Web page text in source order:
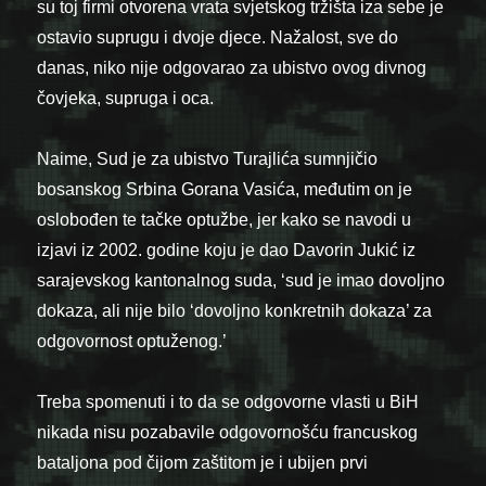
su toj firmi otvorena vrata svjetskog tržišta iza sebe je
ostavio suprugu i dvoje djece. Nažalost, sve do
danas, niko nije odgovarao za ubistvo ovog divnog
čovjeka, supruga i oca.
Naime, Sud je za ubistvo Turajlića sumnjičio
bosanskog Srbina Gorana Vasića, međutim on je
oslobođen te tačke optužbe, jer kako se navodi u
izjavi iz 2002. godine koju je dao Davorin Jukić iz
sarajevskog kantonalnog suda, ‘sud je imao dovoljno
dokaza, ali nije bilo ‘dovoljno konkretnih dokaza’ za
odgovornost optuženog.’
Treba spomenuti i to da se odgovorne vlasti u BiH
nikada nisu pozabavile odgovornošću francuskog
bataljona pod čijom zaštitom je i ubijen prvi